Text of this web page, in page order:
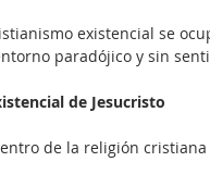
existencial se
paradójico y sin
de Jesucristo
de la religión